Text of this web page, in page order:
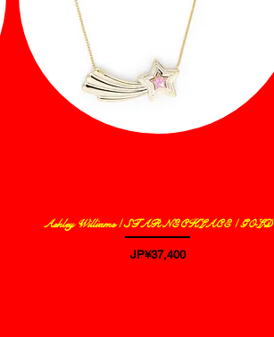
제품보기
Ashley Williams / STAR NECKLACE / GOLD
가격
JP¥37,400